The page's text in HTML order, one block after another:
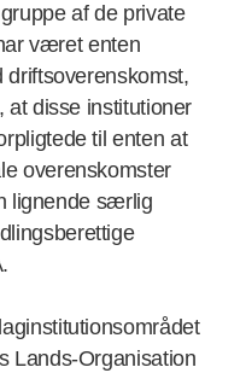
af de private
været enten
driftsoverenskomst,
at disse institutioner
til enten at
overenskomster
lignende særlig
Lands-Organisation